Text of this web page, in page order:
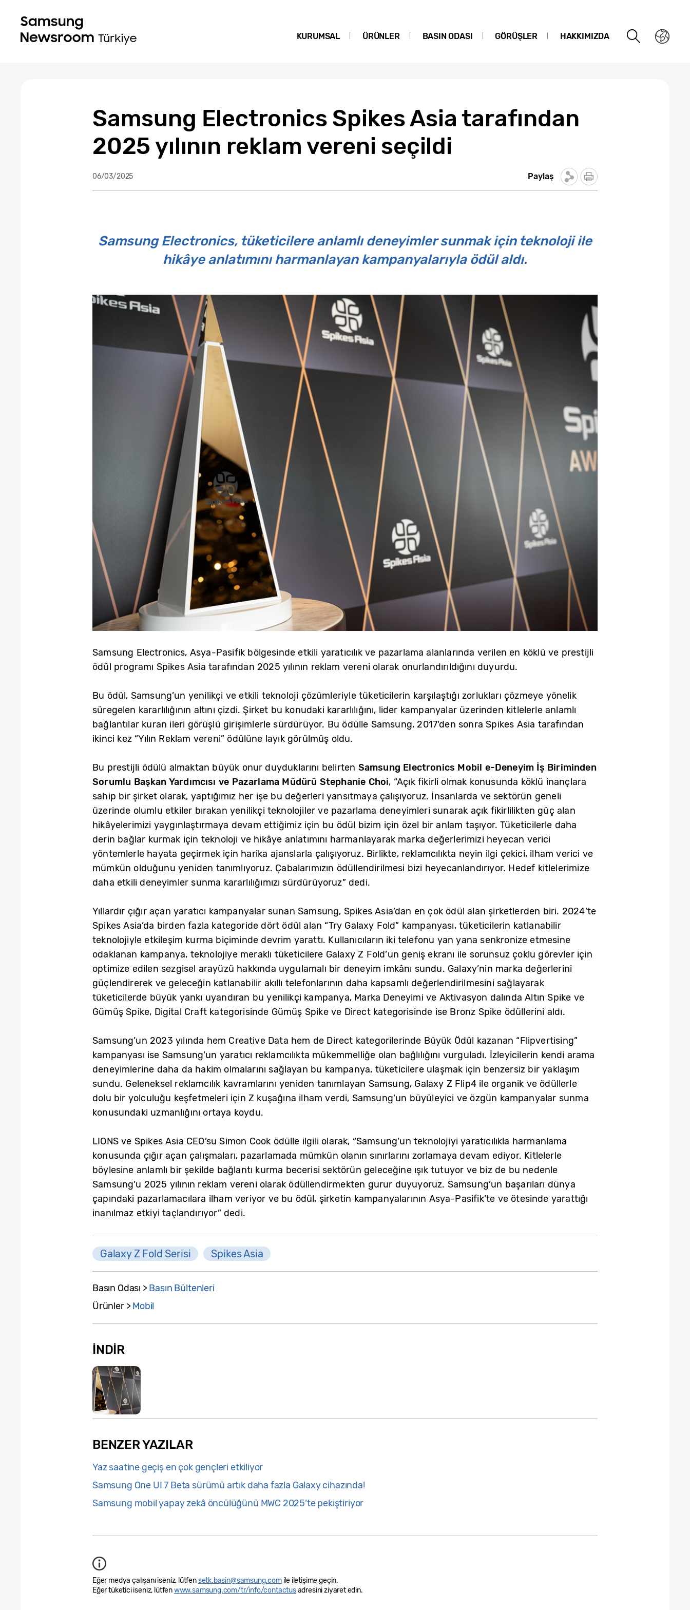
KURUMSAL ÜRÜNLER BASIN ODASI GÖRÜŞLER HAKKIMIZDA
Samsung Electronics Spikes Asia tarafından
2025 yılının reklam vereni seçildi
06/03/2025 Paylaş
Samsung Electronics, tüketicilere anlamlı deneyimler sunmak için teknoloji ile
hikâye anlatımını harmanlayan kampanyalarıyla ödül aldı.
Samsung Electronics, Asya-Pasifik bölgesinde etkili yaratıcılık ve pazarlama alanlarında verilen en köklü ve prestijli
ödül programı Spikes Asia tarafından 2025 yılının reklam vereni olarak onurlandırıldığını duyurdu.
Bu ödül, Samsung’un yenilikçi ve etkili teknoloji çözümleriyle tüketicilerin karşılaştığı zorlukları çözmeye yönelik
süregelen kararlılığının altını çizdi. Şirket bu konudaki kararlılığını, lider kampanyalar üzerinden kitlelerle anlamlı
bağlantılar kuran ileri görüşlü girişimlerle sürdürüyor. Bu ödülle Samsung, 2017’den sonra Spikes Asia tarafından
ikinci kez “Yılın Reklam vereni” ödülüne layık görülmüş oldu.
Bu prestijli ödülü almaktan büyük onur duyduklarını belirten Samsung Electronics Mobil e-Deneyim İş Biriminden
Sorumlu Başkan Yardımcısı ve Pazarlama Müdürü Stephanie Choi, “Açık fikirli olmak konusunda köklü inançlara
sahip bir şirket olarak, yaptığımız her işe bu değerleri yansıtmaya çalışıyoruz. İnsanlarda ve sektörün geneli
üzerinde olumlu etkiler bırakan yenilikçi teknolojiler ve pazarlama deneyimleri sunarak açık fikirlilikten güç alan
hikâyelerimizi yaygınlaştırmaya devam ettiğimiz için bu ödül bizim için özel bir anlam taşıyor. Tüketicilerle daha
derin bağlar kurmak için teknoloji ve hikâye anlatımını harmanlayarak marka değerlerimizi heyecan verici
yöntemlerle hayata geçirmek için harika ajanslarla çalışıyoruz. Birlikte, reklamcılıkta neyin ilgi çekici, ilham verici ve
mümkün olduğunu yeniden tanımlıyoruz. Çabalarımızın ödüllendirilmesi bizi heyecanlandırıyor. Hedef kitlelerimize
daha etkili deneyimler sunma kararlılığımızı sürdürüyoruz” dedi.
Yıllardır çığır açan yaratıcı kampanyalar sunan Samsung, Spikes Asia’dan en çok ödül alan şirketlerden biri. 2024’te
Spikes Asia’da birden fazla kategoride dört ödül alan “Try Galaxy Fold” kampanyası, tüketicilerin katlanabilir
teknolojiyle etkileşim kurma biçiminde devrim yarattı. Kullanıcıların iki telefonu yan yana senkronize etmesine
odaklanan kampanya, teknolojiye meraklı tüketicilere Galaxy Z Fold’un geniş ekranı ile sorunsuz çoklu görevler için
optimize edilen sezgisel arayüzü hakkında uygulamalı bir deneyim imkânı sundu. Galaxy’nin marka değerlerini
güçlendirerek ve geleceğin katlanabilir akıllı telefonlarının daha kapsamlı değerlendirilmesini sağlayarak
tüketicilerde büyük yankı uyandıran bu yenilikçi kampanya, Marka Deneyimi ve Aktivasyon dalında Altın Spike ve
Gümüş Spike, Digital Craft kategorisinde Gümüş Spike ve Direct kategorisinde ise Bronz Spike ödüllerini aldı.
Samsung’un 2023 yılında hem Creative Data hem de Direct kategorilerinde Büyük Ödül kazanan “Flipvertising”
kampanyası ise Samsung’un yaratıcı reklamcılıkta mükemmelliğe olan bağlılığını vurguladı. İzleyicilerin kendi arama
deneyimlerine daha da hakim olmalarını sağlayan bu kampanya, tüketicilere ulaşmak için benzersiz bir yaklaşım
sundu. Geleneksel reklamcılık kavramlarını yeniden tanımlayan Samsung, Galaxy Z Flip4 ile organik ve ödüllerle
dolu bir yolculuğu keşfetmeleri için Z kuşağına ilham verdi, Samsung’un büyüleyici ve özgün kampanyalar sunma
konusundaki uzmanlığını ortaya koydu.
LIONS ve Spikes Asia CEO’su Simon Cook ödülle ilgili olarak, “Samsung’un teknolojiyi yaratıcılıkla harmanlama
konusunda çığır açan çalışmaları, pazarlamada mümkün olanın sınırlarını zorlamaya devam ediyor. Kitlelerle
böylesine anlamlı bir şekilde bağlantı kurma becerisi sektörün geleceğine ışık tutuyor ve biz de bu nedenle
Samsung’u 2025 yılının reklam vereni olarak ödüllendirmekten gurur duyuyoruz. Samsung’un başarıları dünya
çapındaki pazarlamacılara ilham veriyor ve bu ödül, şirketin kampanyalarının Asya-Pasifik’te ve ötesinde yarattığı
inanılmaz etkiyi taçlandırıyor” dedi.
Galaxy Z Fold Serisi Spikes Asia
Basın Odası >Basın Bültenleri
Ürünler >Mobil
İNDIR
BENZER YAZILAR
Yaz saatine geçiş en çok gençleri etkiliyor
Samsung One UI 7 Beta sürümü artık daha fazla Galaxy cihazında!
Samsung mobil yapay zekâ öncülüğünü MWC 2025’te pekiştiriyor
Eğer medya çalışanı iseniz, lütfensetk.basin@samsung.comile iletişime geçin.
Eğer tüketici iseniz, lütfenwww.samsung.com/tr/info/contactusadresini ziyaret edin.